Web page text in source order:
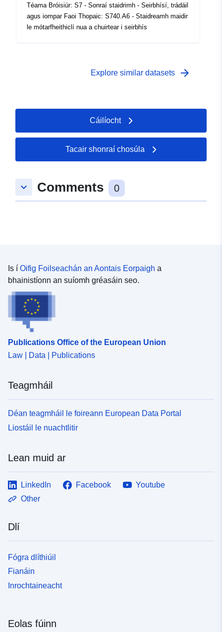
Téama Bróisiúr: S7 - Sonraí staidrimh - Seirbhísí, trádáil
agus iompar Faoi Thopaic: S740.A6 - Staidreamh maidir
le mótarfheithiclí nua a chuirtear i seirbhís
Explore similar datasets arrow_forward
Cáilíocht
Tacair shonraí chosúla
keyboard_arrow_down Comments 0
Is í Oifig Foilseachán an Aontais Eorpaigh a
bhainistíonn an suíomh gréasáin seo.
Publications Office of the European Union
Law | Data | Publications
Teagmháil
Déan teagmháil le foireann European Data Portal
Liostáil le nuachtlitir
Lean muid ar
LinkedIn Facebook
Youtube
Other
Dlí
Fógra dlíthiúil
Fianáin
Inrochtaineacht
Eolas fúinn